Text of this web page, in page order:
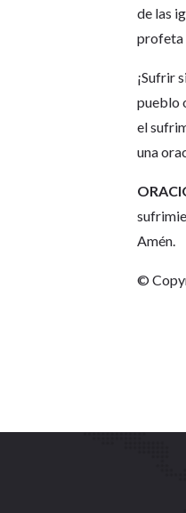
de las
profeta
¡Sufrir
pueblo
el
una
Amén.
©